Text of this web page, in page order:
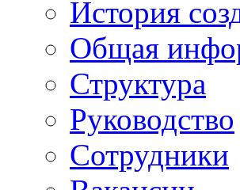
История
Общая
Структура
Руководство
Сотрудники